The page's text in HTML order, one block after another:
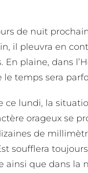
de nuit
il pleuvra en
En plaine, dans
le temps sera
ce lundi, la
orageux se
de
soufflera
ainsi que dans